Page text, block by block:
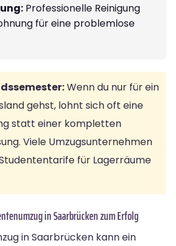
Professionelle Reinigung
für eine problemlose
Wenn du nur für ein
gehst, lohnt sich oft eine
statt einer kompletten
Viele Umzugsunternehmen
für Lagerräume
in Saarbrücken zum Erfolg
in Saarbrücken kann ein